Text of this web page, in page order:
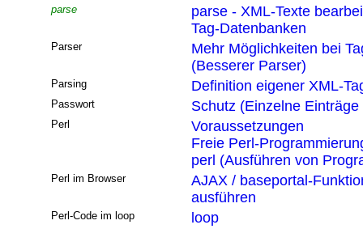
parse
parse - XML-Texte
Tag-Datenbanken
Parser
Mehr Möglichkeiten bei
(Besserer Parser)
Parsing Definition eigener XML-
Passwort Schutz (Einzelne
Perl
Voraussetzungen
Freie Perl-
perl (Ausführen von
Perl im Browser
AJAX / baseportal-
ausführen
Perl-Code im loop loop